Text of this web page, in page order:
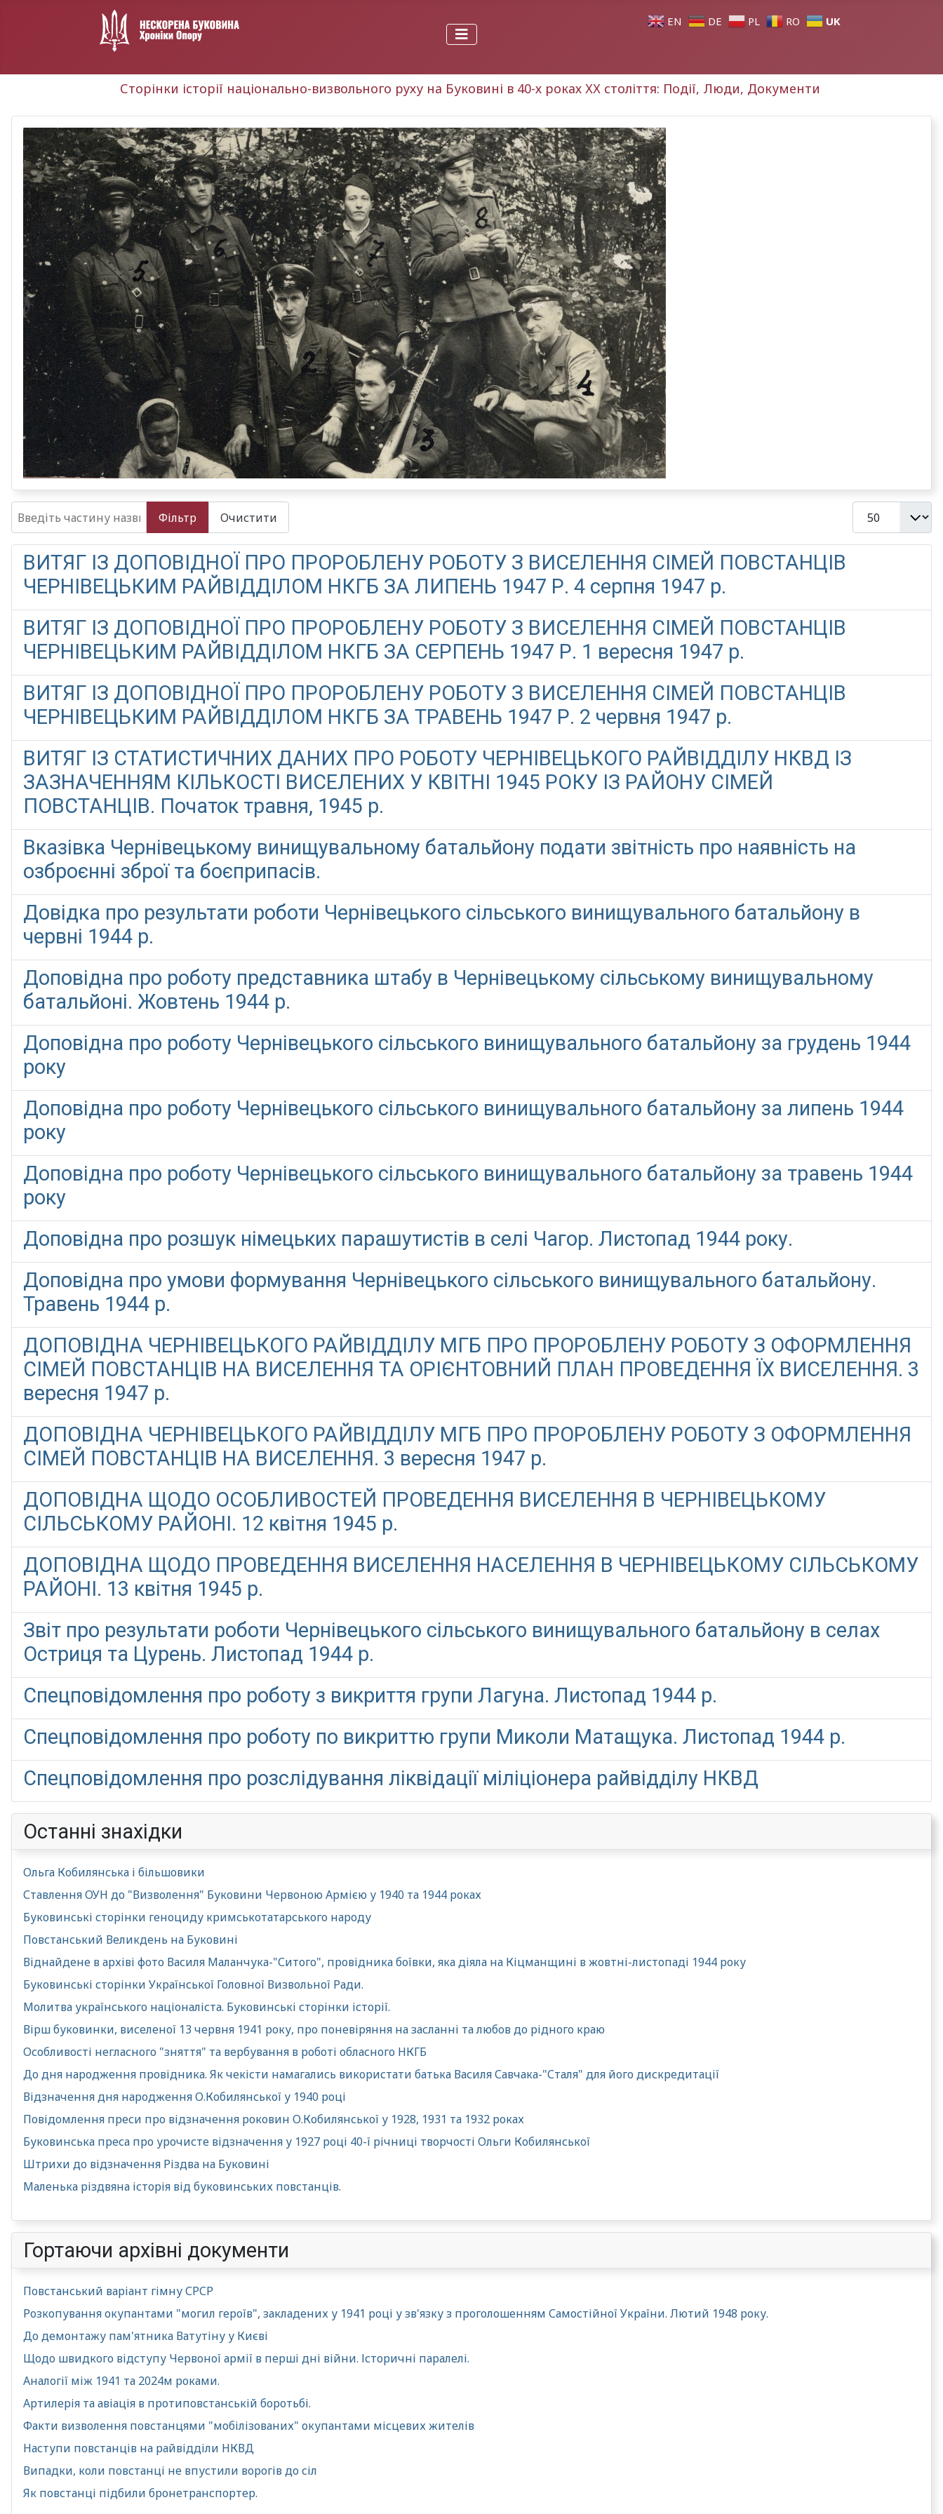
EN DE PL RO UK
Сторінки історії національно-визвольного руху на Буковині в 40-х роках ХХ століття: Події, Люди, Документи
Фільтр Очистити
ВИТЯГ ІЗ ДОПОВІДНОЇ ПРО ПРОРОБЛЕНУ РОБОТУ З ВИСЕЛЕННЯ СІМЕЙ ПОВСТАНЦІВ
ЧЕРНІВЕЦЬКИМ РАЙВІДДІЛОМ НКГБ ЗА ЛИПЕНЬ 1947 Р. 4 серпня 1947 р.
ВИТЯГ ІЗ ДОПОВІДНОЇ ПРО ПРОРОБЛЕНУ РОБОТУ З ВИСЕЛЕННЯ СІМЕЙ ПОВСТАНЦІВ
ЧЕРНІВЕЦЬКИМ РАЙВІДДІЛОМ НКГБ ЗА СЕРПЕНЬ 1947 Р. 1 вересня 1947 р.
ВИТЯГ ІЗ ДОПОВІДНОЇ ПРО ПРОРОБЛЕНУ РОБОТУ З ВИСЕЛЕННЯ СІМЕЙ ПОВСТАНЦІВ
ЧЕРНІВЕЦЬКИМ РАЙВІДДІЛОМ НКГБ ЗА ТРАВЕНЬ 1947 Р. 2 червня 1947 р.
ВИТЯГ ІЗ СТАТИСТИЧНИХ ДАНИХ ПРО РОБОТУ ЧЕРНІВЕЦЬКОГО РАЙВІДДІЛУ НКВД ІЗ
ЗАЗНАЧЕННЯМ КІЛЬКОСТІ ВИСЕЛЕНИХ У КВІТНІ 1945 РОКУ ІЗ РАЙОНУ СІМЕЙ
ПОВСТАНЦІВ. Початок травня, 1945 р.
Вказівка Чернівецькому винищувальному батальйону подати звітність про наявність на
озброєнні зброї та боєприпасів.
Довідка про результати роботи Чернівецького сільського винищувального батальйону в
червні 1944 р.
Доповідна про роботу представника штабу в Чернівецькому сільському винищувальному
батальйоні. Жовтень 1944 р.
Доповідна про роботу Чернівецького сільського винищувального батальйону за грудень 1944
року
Доповідна про роботу Чернівецького сільського винищувального батальйону за липень 1944
року
Доповідна про роботу Чернівецького сільського винищувального батальйону за травень 1944
року
Доповідна про розшук німецьких парашутистів в селі Чагор. Листопад 1944 року.
Доповідна про умови формування Чернівецького сільського винищувального батальйону.
Травень 1944 р.
ДОПОВІДНА ЧЕРНІВЕЦЬКОГО РАЙВІДДІЛУ МГБ ПРО ПРОРОБЛЕНУ РОБОТУ З ОФОРМЛЕННЯ
СІМЕЙ ПОВСТАНЦІВ НА ВИСЕЛЕННЯ ТА ОРІЄНТОВНИЙ ПЛАН ПРОВЕДЕННЯ ЇХ ВИСЕЛЕННЯ. 3
вересня 1947 р.
ДОПОВІДНА ЧЕРНІВЕЦЬКОГО РАЙВІДДІЛУ МГБ ПРО ПРОРОБЛЕНУ РОБОТУ З ОФОРМЛЕННЯ
СІМЕЙ ПОВСТАНЦІВ НА ВИСЕЛЕННЯ. 3 вересня 1947 р.
ДОПОВІДНА ЩОДО ОСОБЛИВОСТЕЙ ПРОВЕДЕННЯ ВИСЕЛЕННЯ В ЧЕРНІВЕЦЬКОМУ
СІЛЬСЬКОМУ РАЙОНІ. 12 квітня 1945 р.
ДОПОВІДНА ЩОДО ПРОВЕДЕННЯ ВИСЕЛЕННЯ НАСЕЛЕННЯ В ЧЕРНІВЕЦЬКОМУ СІЛЬСЬКОМУ
РАЙОНІ. 13 квітня 1945 р.
Звіт про результати роботи Чернівецького сільського винищувального батальйону в селах
Остриця та Цурень. Листопад 1944 р.
Спецповідомлення про роботу з викриття групи Лагуна. Листопад 1944 р.
Спецповідомлення про роботу по викриттю групи Миколи Матащука. Листопад 1944 р.
Спецповідомлення про розслідування ліквідації міліціонера райвідділу НКВД
Останні знахідки
Ольга Кобилянська і більшовики
Ставлення ОУН до "Визволення" Буковини Червоною Армією у 1940 та 1944 роках
Буковинські сторінки геноциду кримськотатарського народу
Повстанський Великдень на Буковині
Віднайдене в архіві фото Василя Маланчука-"Ситого", провідника боївки, яка діяла на Кіцманщині в жовтні-листопаді 1944 року
Буковинські сторінки Української Головної Визвольної Ради.
Молитва українського націоналіста. Буковинські сторінки історії.
Вірш буковинки, виселеної 13 червня 1941 року, про поневіряння на засланні та любов до рідного краю
Особливості негласного "зняття" та вербування в роботі обласного НКГБ
До дня народження провідника. Як чекісти намагались використати батька Василя Савчака-"Сталя" для його дискредитації
Відзначення дня народження О.Кобилянської у 1940 році
Повідомлення преси про відзначення роковин О.Кобилянської у 1928, 1931 та 1932 роках
Буковинська преса про урочисте відзначення у 1927 році 40-ї річниці творчості Ольги Кобилянської
Штрихи до відзначення Різдва на Буковині
Маленька різдвяна історія від буковинських повстанців.
Гортаючи архівні документи
Повстанський варіант гімну СРСР
Розкопування окупантами "могил героїв", закладених у 1941 році у зв'язку з проголошенням Самостійної України. Лютий 1948 року.
До демонтажу пам'ятника Ватутіну у Києві
Щодо швидкого відступу Червоної армії в перші дні війни. Історичні паралелі.
Аналогії між 1941 та 2024м роками.
Артилерія та авіація в протиповстанській боротьбі.
Факти визволення повстанцями "мобілізованих" окупантами місцевих жителів
Наступи повстанців на райвідділи НКВД
Випадки, коли повстанці не впустили ворогів до сіл
Як повстанці підбили бронетранспортер.